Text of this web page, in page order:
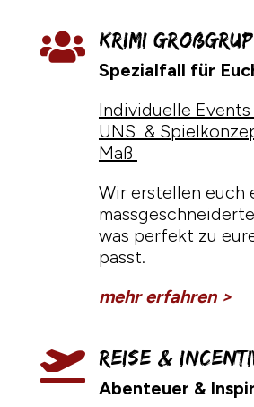
 Krimi
Spezialfall für
Individuelle Events
UNS &
Maß
Wir erstellen euch
was perfekt zu
passt.
mehr erfahren >
 Reise &
Abenteuer &